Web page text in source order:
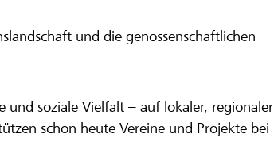
und die genossenschaftlichen
und soziale Vielfalt – auf lokaler, regionaler
schon heute Vereine und Projekte bei